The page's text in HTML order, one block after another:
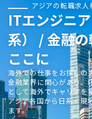
アジアの転職求人
ITエンジニ
系） / 金融
ここに
海外での仕事をお探しの
金融業界に関心があり、
として海外でキャリアを
アジア各国から日系・現
ます。